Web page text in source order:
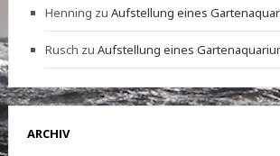
Henning zu Aufstellung eines
Rusch zu Aufstellung eines
ARCHIV